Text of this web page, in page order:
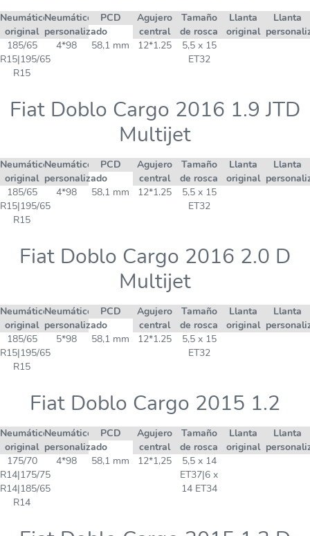
Neumático
original
Neumático
personalizado
PCD
Agujero
central
Tamaño
de rosca
Llanta
original
Llanta
185/65
R15|195/65
R15
4*98 58,1 mm 12*1.25
5,5 x 15
ET32
Fiat Doblo Cargo 2016 1.9 JTD
Multijet
Neumático
original
Neumático
personalizado
PCD
Agujero
central
Tamaño
de rosca
Llanta
original
Llanta
185/65
R15|195/65
R15
4*98 58,1 mm 12*1.25
5,5 x 15
ET32
Fiat Doblo Cargo 2016 2.0 D
Multijet
Neumático
original
Neumático
personalizado
PCD
Agujero
central
Tamaño
de rosca
Llanta
original
Llanta
185/65
R15|195/65
R15
5*98 58,1 mm 12*1.25
5,5 x 15
ET32
Fiat Doblo Cargo 2015 1.2
Neumático
original
Neumático
personalizado
PCD
Agujero
central
Tamaño
de rosca
Llanta
original
Llanta
175/70
R14|175/75
R14|185/65
R14
4*98 58,1 mm 12*1,25
5,5 x 14
ET37|6 x
14 ET34